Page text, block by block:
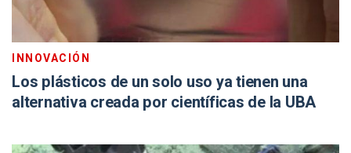
INNOVACIÓN
Los plásticos de un solo uso ya tienen una
alternativa creada por científicas de la UBA